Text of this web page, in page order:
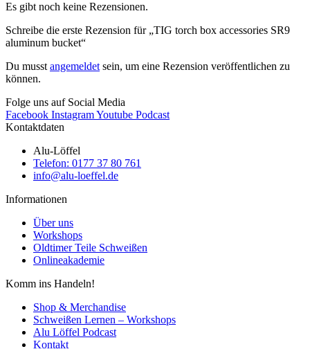
Es gibt noch keine Rezensionen.
Schreibe die erste Rezension für „TIG torch box accessories SR9
aluminum bucket“
Du musst angemeldet sein, um eine Rezension veröffentlichen zu
können.
Folge uns auf Social Media
Facebook InstagramYoutube Podcast
Kontaktdaten
Alu-Löffel
Telefon: 0177 37 80 761
info@alu-loeffel.de
Informationen
Über uns
Workshops
Oldtimer Teile Schweißen
Onlineakademie
Komm ins Handeln!
Shop & Merchandise
Schweißen Lernen – Workshops
Alu Löffel Podcast
Kontakt